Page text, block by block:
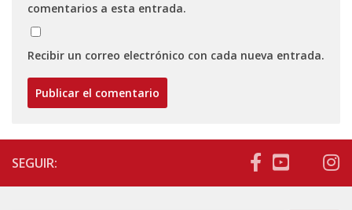
comentarios a esta entrada.
Recibir un correo electrónico con cada nueva entrada.
SEGUIR: